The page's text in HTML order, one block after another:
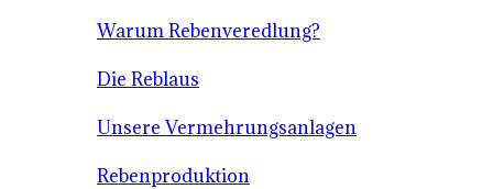
Warum Rebenveredlung?
Die Reblaus
Unsere Vermehrungsanlagen
Rebenproduktion